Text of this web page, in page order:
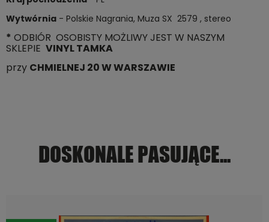
Wytwórnia - Polskie Nagrania, Muza SX 2579 , stereo
* ODBIÓR OSOBISTY MOŻLIWY JEST W NASZYM
SKLEPIE VINYL TAMKA
przy CHMIELNEJ 20 W WARSZAWIE
DOSKONALE PASUJĄCE...